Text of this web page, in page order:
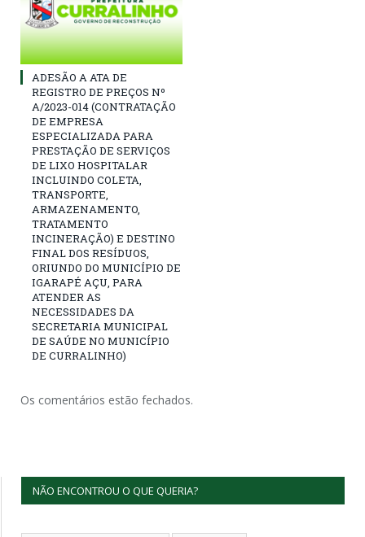
ADESÃO A ATA DE
REGISTRO DE PREÇOS Nº
A/2023-014 (CONTRATAÇÃO
DE EMPRESA
ESPECIALIZADA PARA
PRESTAÇÃO DE SERVIÇOS
DE LIXO HOSPITALAR
INCLUINDO COLETA,
TRANSPORTE,
ARMAZENAMENTO,
TRATAMENTO
INCINERAÇÃO) E DESTINO
FINAL DOS RESÍDUOS,
ORIUNDO DO MUNICÍPIO DE
IGARAPÉ AÇU, PARA
ATENDER AS
NECESSIDADES DA
SECRETARIA MUNICIPAL
DE SAÚDE NO MUNICÍPIO
DE CURRALINHO)
Os comentários estão fechados.
NÃO ENCONTROU O QUE QUERIA?